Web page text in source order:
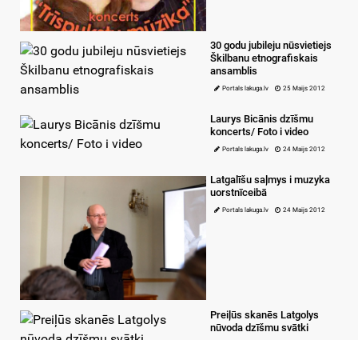
30 godu jubileju nūsvietiejs
Škilbanu etnografiskais
ansamblis
Portals lakuga.lv 25 Maijs 2012
Laurys Bicānis dzīšmu
koncerts/ Foto i video
Portals lakuga.lv 24 Maijs 2012
Latgalīšu saļmys i muzyka
uorstnīceibā
Portals lakuga.lv 24 Maijs 2012
Preiļūs skanēs Latgolys
nūvoda dzīšmu svātki